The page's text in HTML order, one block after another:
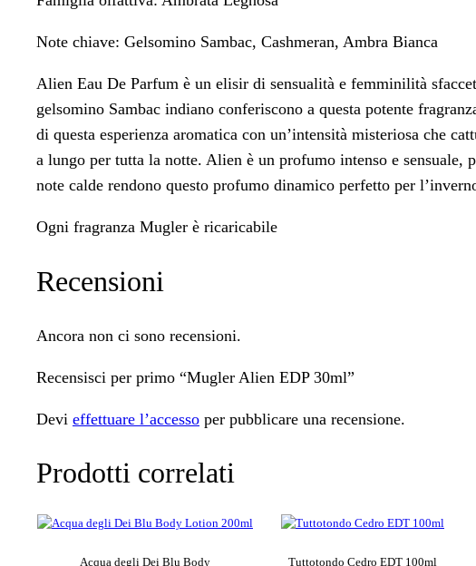
Note chiave: Gelsomino Sambac, Cashmeran, Ambra Bianca
Alien Eau De Parfum è un elisir di sensualità e femminilità
gelsomino Sambac indiano conferiscono a questa potente
di questa esperienza aromatica con un’intensità misteriosa che
a lungo per tutta la notte. Alien è un profumo intenso e
note calde rendono questo profumo dinamico perfetto per
Ogni fragranza Mugler è ricaricabile
Recensioni
Ancora non ci sono recensioni.
Recensisci per primo “Mugler Alien EDP 30ml”
Devi effettuare l’accesso per pubblicare una recensione.
Prodotti correlati
Acqua degli Dei Blu Body Tuttotondo Cedro EDT 100ml